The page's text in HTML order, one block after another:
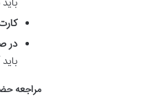
در
مراجعه